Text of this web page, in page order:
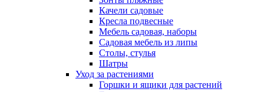
Качели садовые
Кресла подвесные
Мебель садовая, наборы
Садовая мебель из липы
Столы, стулья
Шатры
Уход за растениями
Горшки и ящики для растений